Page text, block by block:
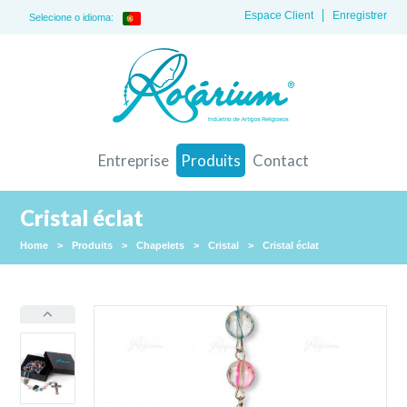
Selecione o idioma: Enregistrer
Espace Client
Entreprise Produits Contact
Cristal éclat
Home > Produits > Chapelets > Cristal > Cristal éclat